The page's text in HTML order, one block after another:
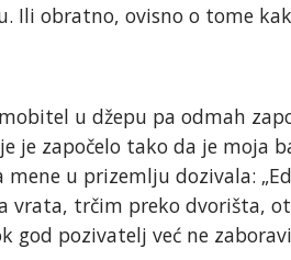
Ili obratno, ovisno o tome
u džepu pa odmah
je započelo tako da je moja
u prizemlju dozivala:
vrata, trčim preko dvorišta,
pozivatelj već ne